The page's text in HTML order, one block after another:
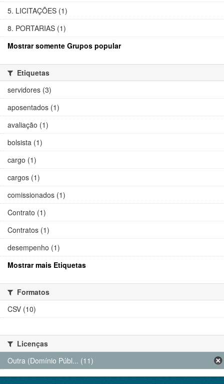
5. LICITAÇÕES (1)
8. PORTARIAS (1)
Mostrar somente Grupos popular
Etiquetas
servidores (3)
aposentados (1)
avaliação (1)
bolsista (1)
cargo (1)
cargos (1)
comissionados (1)
Contrato (1)
Contratos (1)
desempenho (1)
Mostrar mais Etiquetas
Formatos
CSV (10)
Licenças
Outra (Domínio Públ... (11)